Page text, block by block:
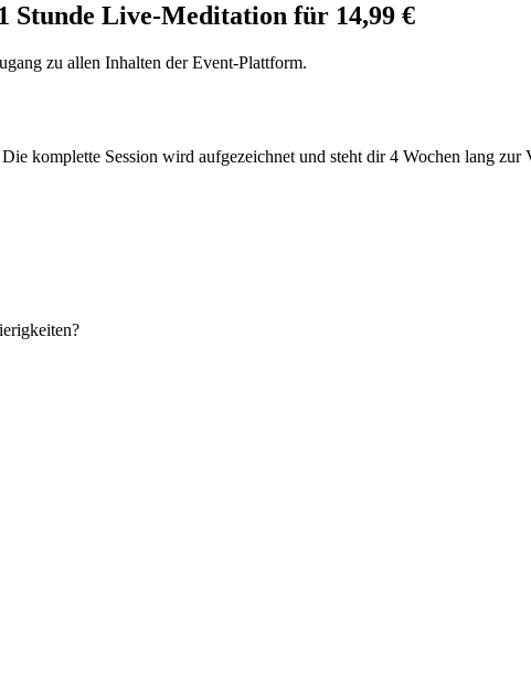
Stunde Live-Meditation für 14,99 €
zu allen Inhalten der Event-Plattform.
komplette Session wird aufgezeichnet und steht dir 4 Wochen lang zur